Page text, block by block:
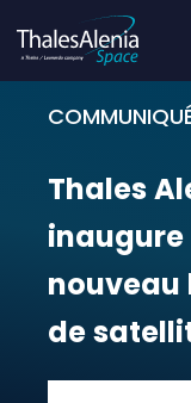
Thales
Thales
inaugure
nouveau
de